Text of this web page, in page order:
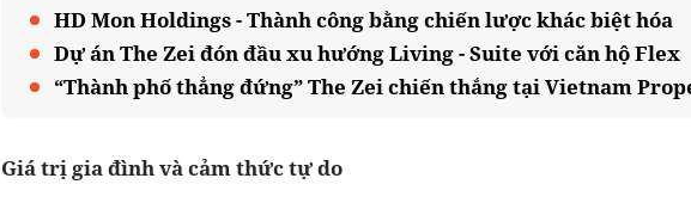
HD Mon Holdings - Thành công bằng chiến lược khác biệt hóa
Dự án The Zei đón đầu xu hướng Living - Suite với căn hộ Flex
“Thành phố thẳng đứng” The Zei chiến thắng tại Vietnam
Giá trị gia đình và cảm thức tự do